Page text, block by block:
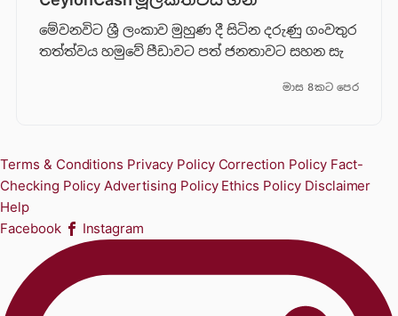
මේවනවිට ශ්‍රී ලංකාව මුහුණ දී සිටින දරුණු ගංවතුර
තත්ත්වය හමුවේ පීඩාවට පත් ජනතාවට සහන සැ
මාස 8කට පෙර
Terms & Conditions Privacy Policy Correction Policy Fact-
Checking Policy Advertising Policy Ethics Policy Disclaimer
Help
Facebook
Instagram